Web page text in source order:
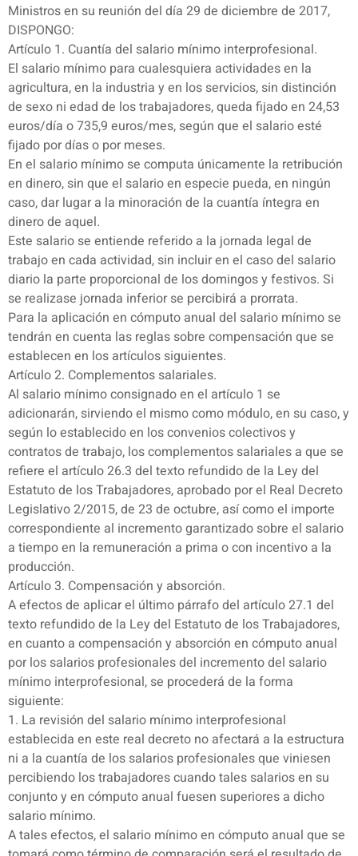
Ministros en su reunión del día 29 de diciembre de 2017,
DISPONGO:
Artículo 1. Cuantía del salario mínimo interprofesional.
El salario mínimo para cualesquiera actividades en la
agricultura, en la industria y en los servicios, sin distinción
de sexo ni edad de los trabajadores, queda fijado en 24,53
euros/día o 735,9 euros/mes, según que el salario esté
fijado por días o por meses.
En el salario mínimo se computa únicamente la retribución
en dinero, sin que el salario en especie pueda, en ningún
caso, dar lugar a la minoración de la cuantía íntegra en
dinero de aquel.
Este salario se entiende referido a la jornada legal de
trabajo en cada actividad, sin incluir en el caso del salario
diario la parte proporcional de los domingos y festivos. Si
se realizase jornada inferior se percibirá a prorrata.
Para la aplicación en cómputo anual del salario mínimo se
tendrán en cuenta las reglas sobre compensación que se
establecen en los artículos siguientes.
Artículo 2. Complementos salariales.
Al salario mínimo consignado en el artículo 1 se
adicionarán, sirviendo el mismo como módulo, en su caso, y
según lo establecido en los convenios colectivos y
contratos de trabajo, los complementos salariales a que se
refiere el artículo 26.3 del texto refundido de la Ley del
Estatuto de los Trabajadores, aprobado por el Real Decreto
Legislativo 2/2015, de 23 de octubre, así como el importe
correspondiente al incremento garantizado sobre el salario
a tiempo en la remuneración a prima o con incentivo a la
producción.
Artículo 3. Compensación y absorción.
A efectos de aplicar el último párrafo del artículo 27.1 del
texto refundido de la Ley del Estatuto de los Trabajadores,
en cuanto a compensación y absorción en cómputo anual
por los salarios profesionales del incremento del salario
mínimo interprofesional, se procederá de la forma
siguiente:
1. La revisión del salario mínimo interprofesional
establecida en este real decreto no afectará a la estructura
ni a la cuantía de los salarios profesionales que viniesen
percibiendo los trabajadores cuando tales salarios en su
conjunto y en cómputo anual fuesen superiores a dicho
salario mínimo.
A tales efectos, el salario mínimo en cómputo anual que se